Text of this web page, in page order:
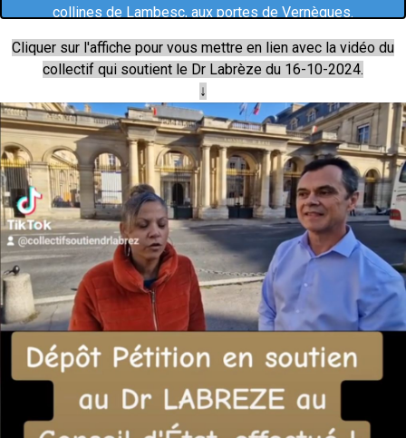
collines de Lambesc, aux portes de Vernègues.
Cliquer sur l'affiche pour vous mettre en lien avec la vidéo du
collectif qui soutient le Dr Labrèze du 16-10-2024.
↓